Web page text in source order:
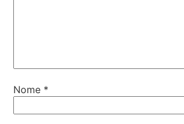
Nome *